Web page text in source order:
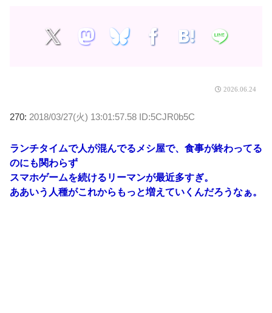
2026.06.24
270: 2018/03/27(火) 13:01:57.58 ID:5CJR0b5C
ランチタイムで人が混んでるメシ屋で、食事が終わってる
のにも関わらず
スマホゲームを続けるリーマンが最近多すぎ。
ああいう人種がこれからもっと増えていくんだろうなぁ。